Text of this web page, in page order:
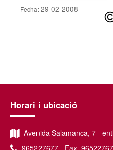
Fecha:29-02-2008
Horari i ubicació
Avenida Salamanca, 7 -
965227677 - Fax.